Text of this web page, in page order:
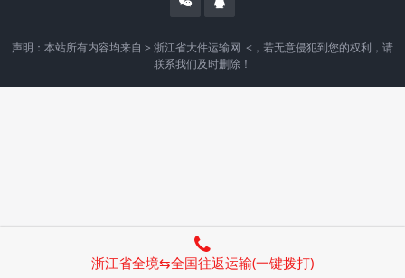
声明：本站所有内容均来自 > 浙江省大件运输网 <，若无意侵犯到您的权利，请
联系我们及时删除！
浙江省全境⇆全国往返运输(一键拨打)